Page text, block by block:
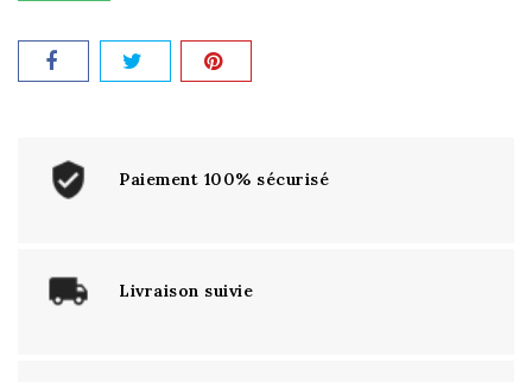
Paiement 100% sécurisé
Livraison suivie